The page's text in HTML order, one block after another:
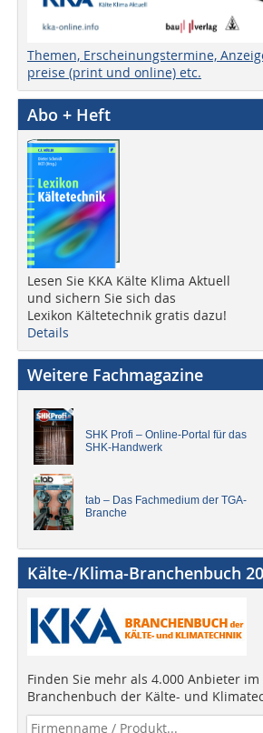
Themen, Erscheinungstermine,
preise (print und online) etc.
Abo + Heft
Lesen Sie KKA Kälte Klima Aktuell
und sichern Sie sich das
Lexikon Kältetechnik gratis dazu!
Details
Weitere Fachmagazine
SHK Profi – Online-Portal für das
SHK-Handwerk
tab – Das Fachmedium der TGA-
Branche
Kälte-/Klima-Branchenbuch
Finden Sie mehr als 4.000 Anbieter im
Branchenbuch der Kälte- und